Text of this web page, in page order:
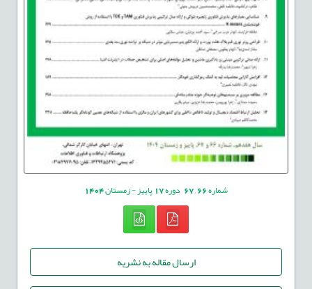
شماره66
,
67 دوره17پاییز - زمستان1404
ارسال مقاله به نشریه